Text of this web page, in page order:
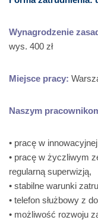
Wynagrodzenie
wys. 400 zł
Miejsce pracy:
Naszym
• pracę w
• pracę w życzliwym
regularną superwizją,
• stabilne warunki
• telefon służbowy z
• możliwość rozwoju